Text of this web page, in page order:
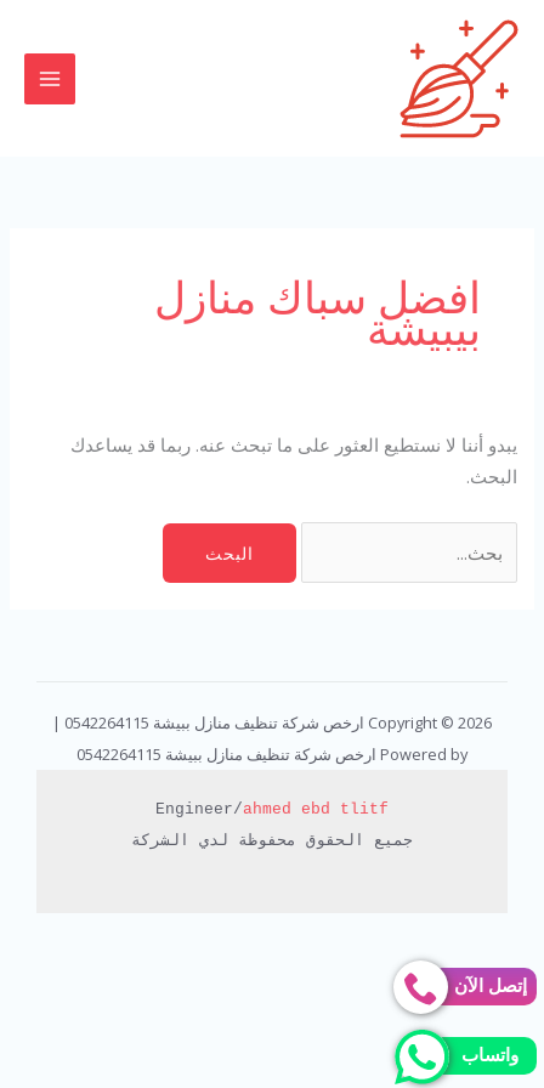
تخطي
المحتوى
افضل سباك منازل
بيبيشة
يبدو أننا لا نستطيع العثور على ما تبحث عنه. ربما قد يساعدك
البحث.
البحث
عن:
Copyright © 2026 ارخص شركة تنظيف منازل ببيشة 0542264115 |
Powered by ارخص شركة تنظيف منازل ببيشة 0542264115
Engineer/ahmed ebd tlitf
جميع الحقوق محفوظة لدي الشركة
إتصل الآن
واتساب